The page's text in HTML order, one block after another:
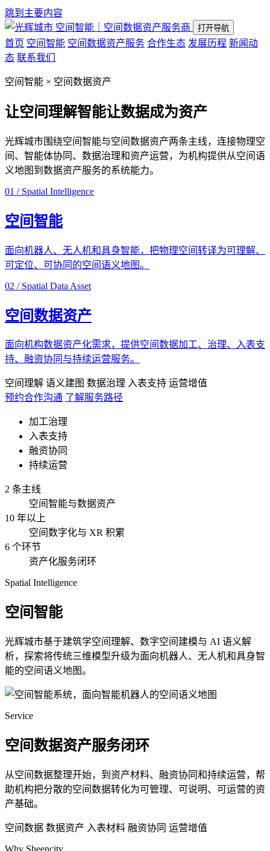
跳到主要内容
空间智能｜空间数据资产服务商
打开导航
首页 空间智能 空间数据资产服务 合作生态 发展历程 新闻动
态 联系我们
空间智能 × 空间数据资产
让空间理解智能让数据成为资产
光辉城市围绕空间智能与空间数据资产两条主线，连接物理空
间、智能体协同、数据治理和资产运营，为机构提供从空间语
义地图到数据资产服务的系统能力。
01 / Spatial Intelligence
空间智能
面向机器人、无人机和具身智能，把物理空间转译为可理解、
可定位、可协同的空间语义地图。
02 / Spatial Data Asset
空间数据资产
面向机构数据资产化需求，提供空间数据加工、治理、入表支
持、融资协同与持续运营服务。
空间理解 语义建图 数据治理 入表支持 运营增值
预约合作沟通 了解服务路径
加工治理
入表支持
融资协同
持续运营
2 条主线
空间智能与数据资产
10 年以上
空间数字化与 XR 积累
6 个环节
资产化服务闭环
Spatial Intelligence
空间智能
光辉城市基于建筑学空间理解、数字空间建模与 AI 语义解
析，探索将传统三维模型升级为面向机器人、无人机和具身智
能的空间语义地图。
Service
空间数据资产服务闭环
从空间数据整理开始，到资产材料、融资协同和持续运营，帮
助机构把分散的空间数据转化为可管理、可说明、可运营的资
产基础。
空间数据 数据资产 入表材料 融资协同 运营增值
Why Sheencity